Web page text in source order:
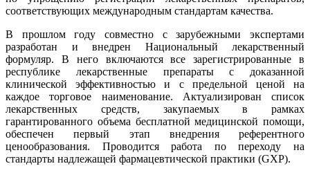
соответствующих международным стандартам качества.
В прошлом году совместно с зарубежными экспертами
разработан и внедрен Национальный лекарственный
формуляр. В него включаются все зарегистрированные в
республике лекарственные препараты с доказанной
клинической эффективностью и с предельной ценой на
каждое торговое наименование. Актуализирован список
лекарственных средств, закупаемых в рамках
гарантированного объема бесплатной медицинской помощи,
обеспечен первый этап внедрения референтного
ценообразования. Проводится работа по переходу на
стандарты надлежащей фармацевтической практики (GXP).